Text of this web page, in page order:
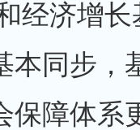
经济增
本同步，
保障体系